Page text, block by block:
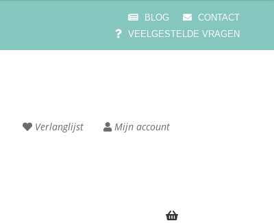
BLOG
CONTACT
VEELGESTELDE VRAGEN
Verlanglijst Mijn account